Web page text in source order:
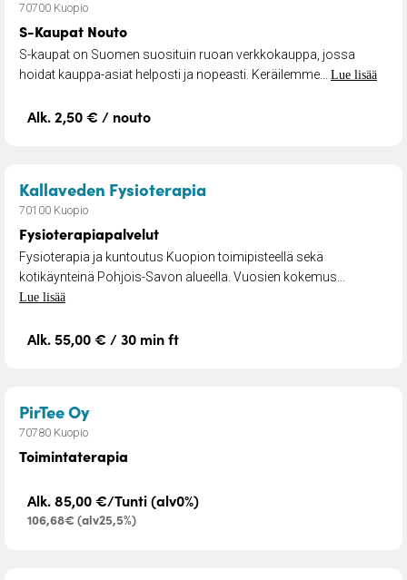
70700 Kuopio
S-Kaupat Nouto
S-kaupat on Suomen suosituin ruoan verkkokauppa, jossa
hoidat kauppa-asiat helposti ja nopeasti. Keräilemme... Lue lisää
Alk. 2,50 € / nouto
Kallaveden Fysioterapia– Fysioterapiapalvelut
70100 Kuopio
Fysioterapiapalvelut
Fysioterapia ja kuntoutus Kuopion toimipisteellä sekä
kotikäynteinä Pohjois-Savon alueella. Vuosien kokemus...
Lue lisää
Alk. 55,00 € / 30 min ft
PirTee Oy– Toimintaterapia
70780 Kuopio
Toimintaterapia
Alk. 85,00 €/Tunti (alv0%)
106,68€ (alv25,5%)